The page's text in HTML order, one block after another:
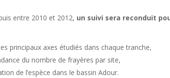
entre 2010 et 2012, un suivi sera reconduit
principaux axes étudiés dans chaque tranche,
du nombre de frayères par site,
de l’espèce dans le bassin Adour.